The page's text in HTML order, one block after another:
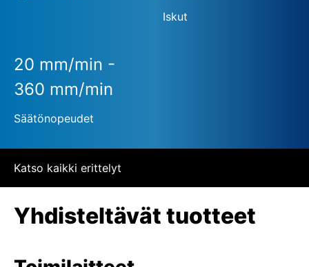
Iskut
20 mm/min -
360 mm/min
Säätönopeudet
Katso kaikki erittelyt
Yhdisteltävät tuotteet